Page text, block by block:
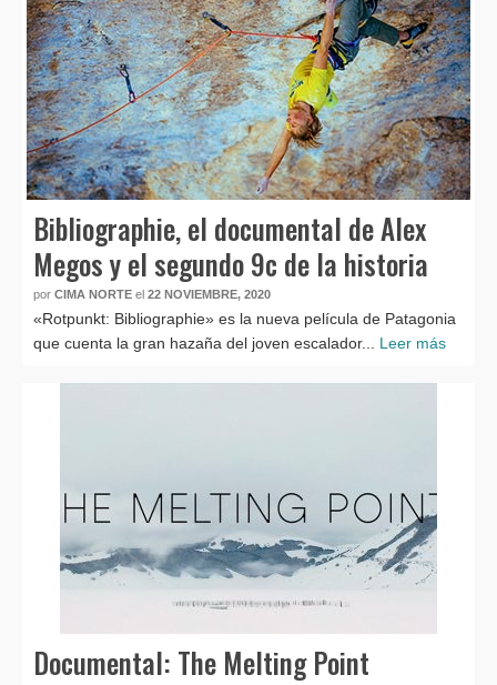
Bibliographie, el documental de Alex
Megos y el segundo 9c de la historia
por CIMA NORTE el 22 NOVIEMBRE, 2020
«Rotpunkt: Bibliographie» es la nueva película de Patagonia
que cuenta la gran hazaña del joven escalador... Leer más
Documental: The Melting Point